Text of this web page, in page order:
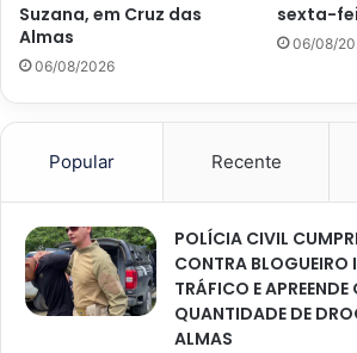
Suzana, em Cruz das
Almas
06/08/2026
sexta-
06/08/
Popular Recente
POLÍCIA CIVIL
CONTRA BLOGUEIRO
TRÁFICO E APREENDE
QUANTIDADE DE
ALMAS